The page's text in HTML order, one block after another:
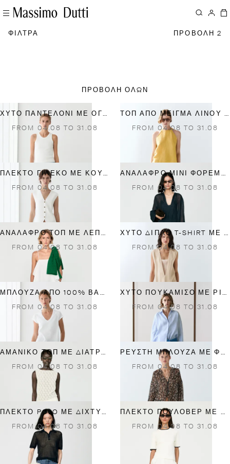
ΦΙΛΤΡΑ ΠΡΟΒΟΛΗ 2
ΠΡΟΒΟΛΗ ΟΛΩΝ
ΧΥΤΌ ΠΑΝΤΕΛΌΝΙ ΜΕ ΌΓΚΟ ΚΑΙ ΛΙΝΌ
FROM 04.08 TO 31.08
ΤΟΠ ΑΠΌ ΜΕΊΓΜΑ ΛΙΝΟΎ ΜΕ ΛΑΙΜΌΚΟΨΗ HALTER
FROM 04.08 TO 31.08
ΠΛΕΚΤΌ ΓΙΛΈΚΟ ΜΕ ΚΟΥΜΠΙΆ
FROM 04.08 TO 31.08
ΑΝΆΛΑΦΡΟ ΜΊΝΙ ΦΌΡΕΜΑ ΑΠΌ 100% ΛΙΝΌ
FROM 04.08 TO 31.08
ΑΝΆΛΑΦΡΟ ΤΟΠ ΜΕ ΛΕΠΤΈΣ ΤΙΡΆΝΤΕΣ
FROM 04.08 TO 31.08
ΧΥΤΌ ΔΙΠΛΌ T-SHIRT ΜΕ ΛΕΠΤΟΜΈΡΕΙΑ ΣΕ ΑΝΤΊΘΕΣΗ
FROM 04.08 TO 31.08
ΜΠΛΟΎΖΑ ΑΠΌ 100% ΒΑΜΒΆΚΙ ΜΕΡΣΕΡΙΖΈ
FROM 04.08 TO 31.08
ΧΥΤΌ ΠΟΥΚΆΜΙΣΟ ΜΕ ΡΊΓΕΣ ΑΠΌ 100% ΛΙΝΌ
FROM 04.08 TO 31.08
ΑΜΆΝΙΚΟ ΤΟΠ ΜΕ ΔΙΆΤΡΗΤΗ ΥΦΉ
FROM 04.08 TO 31.08
ΡΕΥΣΤΉ ΜΠΛΟΎΖΑ ΜΕ ΦΛΟΡΆΛ ΤΎΠΩΜΑ
FROM 04.08 TO 31.08
ΠΛΕΚΤΌ POLO ΜΕ ΔΙΧΤΥΩΤΉ ΛΕΠΤΟΜΈΡΕΙΑ
FROM 04.08 TO 31.08
ΠΛΕΚΤΌ ΠΟΥΛΌΒΕΡ ΜΕ ΚΟΝΤΌ ΜΑΝΊΚΙ ΚΑΙ ΠΛΕΞΟΎΔΕΣ
FROM 04.08 TO 31.08